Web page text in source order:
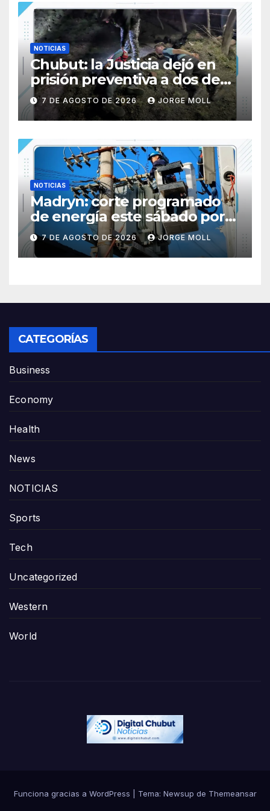
NOTICIAS
Chubut: la Justicia dejó en
prisión preventiva a dos de
los tres individuos
sorprendidos con un dron
mientras robaban ovinos
7 DE AGOSTO DE 2026 JORGE MOLL
NOTICIAS
Madryn: corte programado
de energía este sábado por
obras en la Subestación N° 5
7 DE AGOSTO DE 2026 JORGE MOLL
CATEGORÍAS
Business
Economy
Health
News
NOTICIAS
Sports
Tech
Uncategorized
Western
World
Funciona gracias a WordPress Tema: Newsup de Themeansar